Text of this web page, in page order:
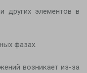
других элементов в
фазах.
возникает из-за